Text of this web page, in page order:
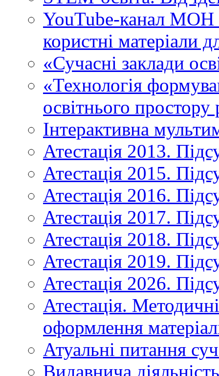
YouTube-канал МОН
користні матеріали
«Сучасні заклади
«Технологія
освітнього простору
Інтерактивна
Атестація 2013.
Атестація 2015.
Атестація 2016.
Атестація 2017.
Атестація 2018.
Атестація 2019.
Атестація 2026.
Атестація.
оформлення
Атуальні питання
Видавнича діяльність